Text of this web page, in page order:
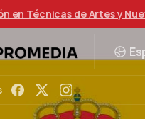
en Técnicas de Artes y